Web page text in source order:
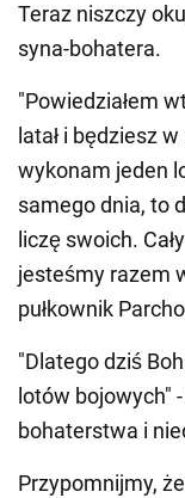
Teraz niszczy
syna-bohatera.
"Powiedziałem
latał i będziesz
wykonam jeden
samego dnia, to
liczę swoich.
jesteśmy razem
pułkownik
"Dlatego dziś
lotów bojowych"
bohaterstwa i
Przypomnijmy,